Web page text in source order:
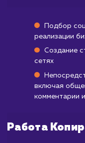
Помимо этого,
могут
вашего
выбранной
поскольку